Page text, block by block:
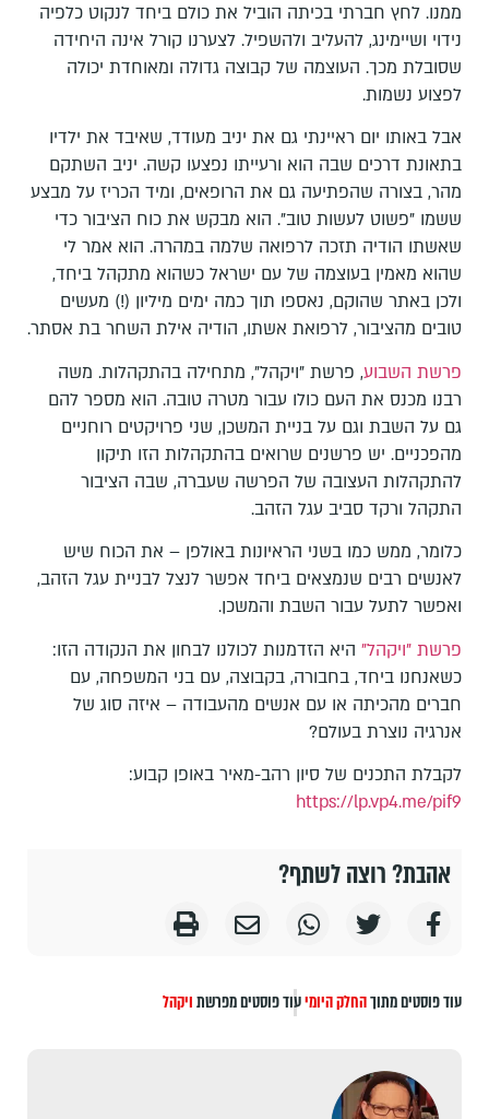
ממנו. לחץ חברתי בכיתה הוביל את כולם ביחד לנקוט כלפיה
נידוי ושיימינג, להעליב ולהשפיל. לצערנו קורל אינה היחידה
שסובלת מכך. העוצמה של קבוצה גדולה ומאוחדת יכולה
לפצוע נשמות.
אבל באותו יום ראיינתי גם את יניב מעודד, שאיבד את ילדיו
בתאונת דרכים שבה הוא ורעייתו נפצעו קשה. יניב השתקם
מהר, בצורה שהפתיעה גם את הרופאים, ומיד הכריז על מבצע
ששמו "פשוט לעשות טוב". הוא מבקש את כוח הציבור כדי
שאשתו הודיה תזכה לרפואה שלמה במהרה. הוא אמר לי
שהוא מאמין בעוצמה של עם ישראל כשהוא מתקהל ביחד,
ולכן באתר שהוקם, נאספו תוך כמה ימים מיליון (!) מעשים
טובים מהציבור, לרפואת אשתו, הודיה אילת השחר בת אסתר.
פרשת השבוע, פרשת "ויקהל", מתחילה בהתקהלות. משה
רבנו מכנס את העם כולו עבור מטרה טובה. הוא מספר להם
גם על השבת וגם על בניית המשכן, שני פרויקטים רוחניים
מהפכניים. יש פרשנים שרואים בהתקהלות הזו תיקון
להתקהלות העצובה של הפרשה שעברה, שבה הציבור
התקהל ורקד סביב עגל הזהב.
כלומר, ממש כמו בשני הראיונות באולפן – את הכוח שיש
לאנשים רבים שנמצאים ביחד אפשר לנצל לבניית עגל הזהב,
ואפשר לתעל עבור השבת והמשכן.
פרשת "ויקהל" היא הזדמנות לכולנו לבחון את הנקודה הזו:
כשאנחנו ביחד, בחבורה, בקבוצה, עם בני המשפחה, עם
חברים מהכיתה או עם אנשים מהעבודה – איזה סוג של
אנרגיה נוצרת בעולם?
לקבלת התכנים של סיון רהב-מאיר באופן קבוע:
https://lp.vp4.me/pif9
אהבת? רוצה לשתף?
עוד פוסטים מתוךהחלק היומיעוד פוסטים מפרשתויקהל